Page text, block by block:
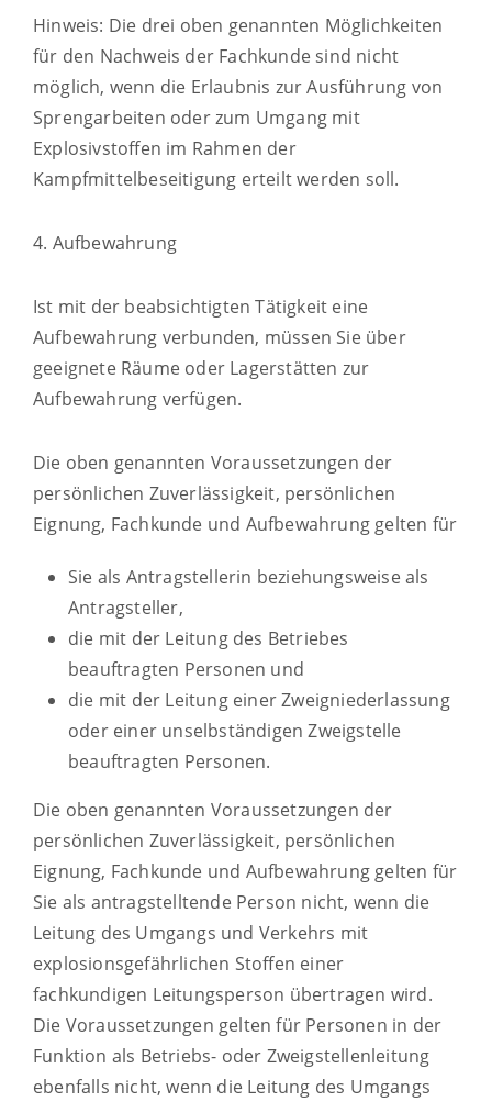
Hinweis: Die drei oben genannten Möglichkeiten
für den Nachweis der Fachkunde sind nicht
möglich, wenn die Erlaubnis zur Ausführung von
Sprengarbeiten oder zum Umgang mit
Explosivstoffen im Rahmen der
Kampfmittelbeseitigung erteilt werden soll.
4. Aufbewahrung
Ist mit der beabsichtigten Tätigkeit eine
Aufbewahrung verbunden, müssen Sie über
geeignete Räume oder Lagerstätten zur
Aufbewahrung verfügen.
Die oben genannten Voraussetzungen der
persönlichen Zuverlässigkeit, persönlichen
Eignung, Fachkunde und Aufbewahrung gelten für
Sie als Antragstellerin beziehungsweise als
Antragsteller,
die mit der Leitung des Betriebes
beauftragten Personen und
die mit der Leitung einer Zweigniederlassung
oder einer unselbständigen Zweigstelle
beauftragten Personen.
Die oben genannten Voraussetzungen der
persönlichen Zuverlässigkeit, persönlichen
Eignung, Fachkunde und Aufbewahrung gelten für
Sie als antragstelltende Person nicht, wenn die
Leitung des Umgangs und Verkehrs mit
explosionsgefährlichen Stoffen einer
fachkundigen Leitungsperson übertragen wird.
Die Voraussetzungen gelten für Personen in der
Funktion als Betriebs- oder Zweigstellenleitung
ebenfalls nicht, wenn die Leitung des Umgangs